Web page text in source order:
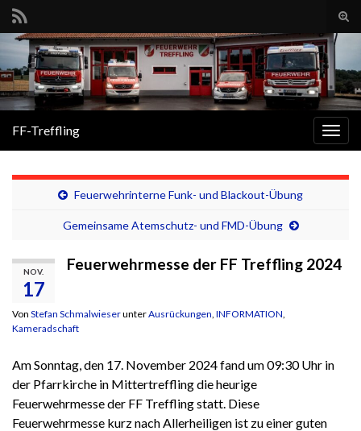
Search for:
FF-Treffling
Feuerwehrinterne Funk- und Blackout-Übung
Gemeinsame Atemschutz- und FMD-Übung
NOV.
17
Feuerwehrmesse der FF Treffling 2024
Von Stefan SchmalwieserunterAusrückungen INFORMATION
Kameradschaft
Am Sonntag, den 17. November 2024 fand um 09:30 Uhr in
der Pfarrkirche in Mittertreffling die heurige
Feuerwehrmesse der FF Treffling statt. Diese
Feuerwehrmesse kurz nach Allerheiligen ist zu einer guten